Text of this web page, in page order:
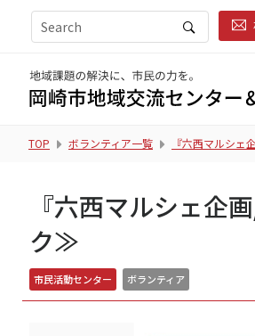
TOP ボランティア一覧 『六西マルシ
『六西マルシェ企
ク≫
市民活動センター ボランティア